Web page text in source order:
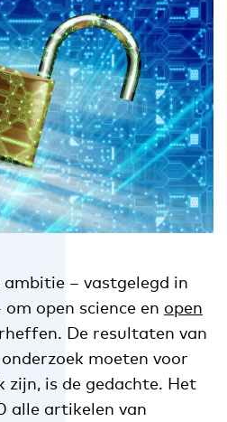
– vastgelegd in
open science en open
De resultaten van
moeten voor
zijn, is de gedachte. Het
alle artikelen van